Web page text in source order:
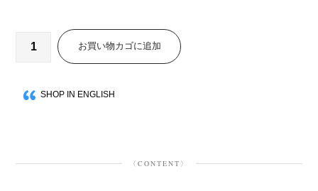
お買い物カゴに追加
SHOP IN ENGLISH
〈CONTENT〉